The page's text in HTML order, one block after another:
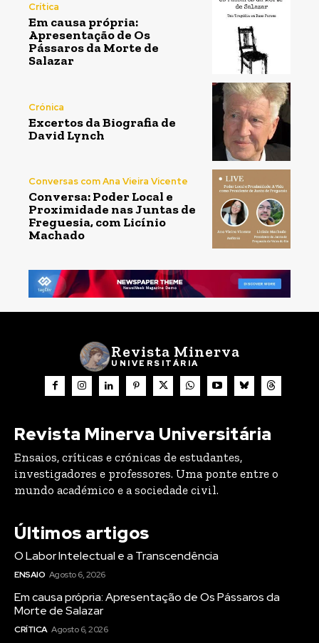
Crítica
Em causa própria:
Apresentação de Os
Pássaros da Morte de
Salazar
Crónica
Excertos da Biografia de
David Lynch
Conversas com Ana Vieira Vicente
Conversa: Poder Local e
Proximidade nas Juntas de
Freguesia, com Licínio
Machado
Revista Minerva
UNIVERSITÁRIA
Revista Minerva Universitária
Ensaios, críticas e crónicas de estudantes,
investigadores e professores. Uma ponte entre o
mundo académico e a sociedade civil.
Últimos artigos
O Labor Intelectual e a Transcendência
ENSAIO Agosto 6, 2026
Em causa própria: Apresentação de Os Pássaros da
Morte de Salazar
CRÍTICA Agosto 6, 2026